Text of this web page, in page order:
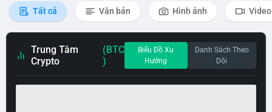
Tất cả Văn bản Hình ảnh Video
Trung Tâm
Crypto
(BTC
)
Biểu Đồ Xu
Hướng
Danh Sách Theo
Dõi